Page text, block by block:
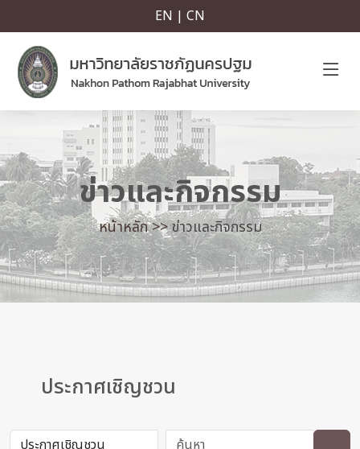
EN | CN
ข่าวและกิจกรรม
หน้าหลัก >>ข่าวและกิจกรรม
ประกาศเชิญชวน